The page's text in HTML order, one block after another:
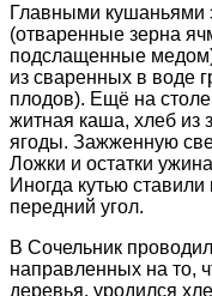
Главными кушаньями
(отваренные зерна
подслащенные медом)
из сваренных в воде
плодов). Ещё на столе
житная каша, хлеб из
ягоды. Зажженную
Ложки и остатки
Иногда кутью
передний угол.
В Сочельник
направленных на то,
деревья, уродился